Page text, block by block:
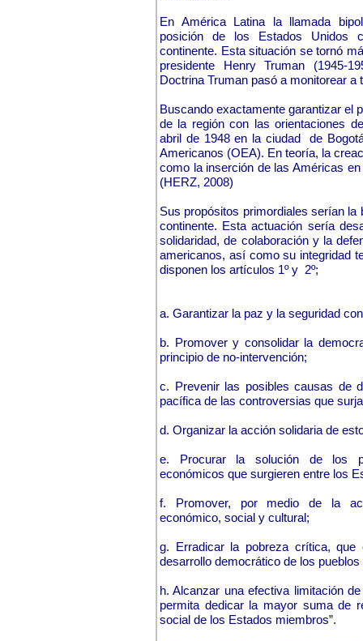
En América Latina la llamada
posición de los Estados Unidos
continente. Esta situación se tornó
presidente Henry Truman (1945-
Doctrina Truman pasó a monitorear a
Buscando exactamente garantizar el
de la región con las orientaciones
abril de 1948 en la ciudad de
Americanos (OEA). En teoría, la
como la inserción de las Américas
(HERZ, 2008)
Sus propósitos primordiales serían
continente. Esta actuación sería
solidaridad, de colaboración y la
americanos, así como su integridad
disponen los artículos 1º y 2º;
a. Garantizar la paz y la seguridad
b. Promover y consolidar la
principio de no-intervención;
c. Prevenir las posibles causas de
pacífica de las controversias que
d. Organizar la acción solidaria de
e. Procurar la solución de los
económicos que surgieren entre los
f. Promover, por medio de la
económico, social y cultural;
g. Erradicar la pobreza crítica, que
desarrollo democrático de los
h. Alcanzar una efectiva limitación
permita dedicar la mayor suma de
social de los Estados miembros”.